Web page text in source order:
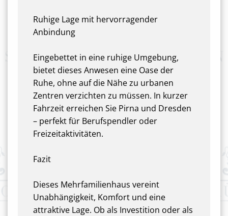
Ruhige Lage mit hervorragender
Anbindung
Eingebettet in eine ruhige Umgebung,
bietet dieses Anwesen eine Oase der
Ruhe, ohne auf die Nähe zu urbanen
Zentren verzichten zu müssen. In kurzer
Fahrzeit erreichen Sie Pirna und Dresden
– perfekt für Berufspendler oder
Freizeitaktivitäten.
Fazit
Dieses Mehrfamilienhaus vereint
Unabhängigkeit, Komfort und eine
attraktive Lage. Ob als Investition oder als